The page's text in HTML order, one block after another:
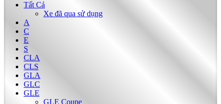
Tất Cả
Xe đã qua sử dụng
A
C
E
S
CLA
CLS
GLA
GLC
GLE
GLE Coupe